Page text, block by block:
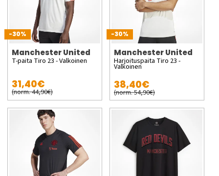
-30%
Manchester United
T-paita Tiro 23 - Valkoinen
31,40€
(norm. 44,90€)
-30%
Manchester United
Harjoituspaita Tiro 23 -
Valkoinen
38,40€
(norm. 54,90€)